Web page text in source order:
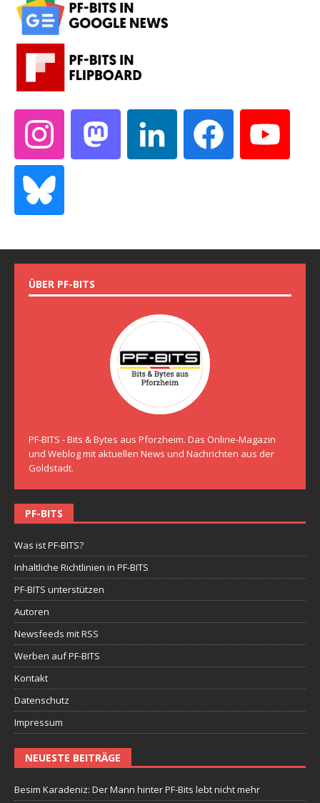
ÜBER PF-BITS
PF-BITS - Bits & Bytes aus Pforzheim. Das Online-Magazin
und Weblog mit aktuellen News und Nachrichten aus der
Goldstadt.
PF-BITS
Was ist PF-BITS?
Inhaltliche Richtlinien in PF-BITS
PF-BITS unterstützen
Autoren
Newsfeeds mit RSS
Werben auf PF-BITS
Kontakt
Datenschutz
Impressum
NEUESTE BEITRÄGE
Besim Karadeniz: Der Mann hinter PF-Bits lebt nicht mehr